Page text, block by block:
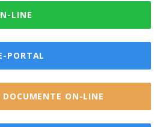
LINE
PORTAL
ON-LINE